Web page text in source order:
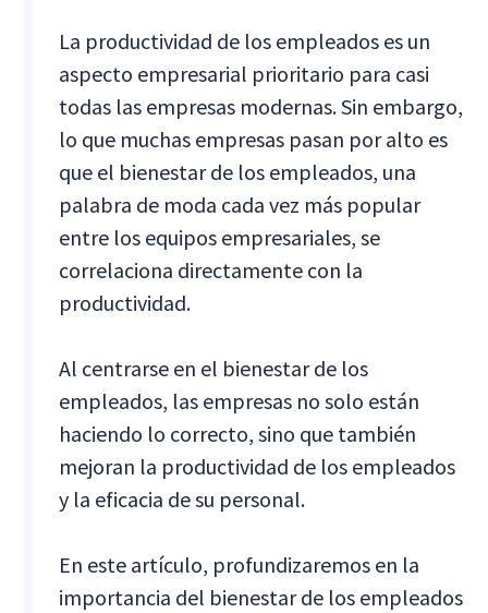
La productividad de los empleados es un
aspecto empresarial prioritario para casi
todas las empresas modernas. Sin embargo,
lo que muchas empresas pasan por alto es
que el bienestar de los empleados, una
palabra de moda cada vez más popular
entre los equipos empresariales, se
correlaciona directamente con la
productividad.
Al centrarse en el bienestar de los
empleados, las empresas no solo están
haciendo lo correcto, sino que también
mejoran la productividad de los empleados
y la eficacia de su personal.
En este artículo, profundizaremos en la
importancia del bienestar de los empleados